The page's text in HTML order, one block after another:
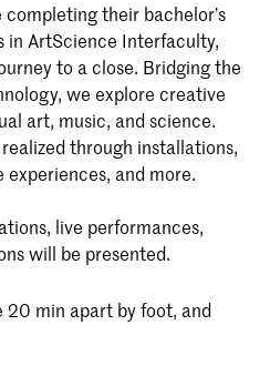
is een unieke
de ArtScience
onderzoek
completing their bachelor’s
in ArtScience Interfaculty,
to a close. Bridging the
we explore creative
art, music, and science.
through installations,
and more.
live performances,
will be presented.
20 min apart by foot, and